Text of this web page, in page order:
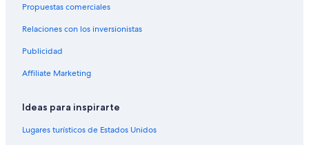
Hoteles en Obereggen
Hoteles familiares en Vigo di Fassa
Apartamentos en Tires
Hoteles en Tires
Hoteles en San Cipriano
Casas de campo en Fontanazzo
Propuestas comerciales
Relaciones con los inversionistas
Publicidad
Affiliate Marketing
Ideas para inspirarte
Lugares turísticos de Estados Unidos